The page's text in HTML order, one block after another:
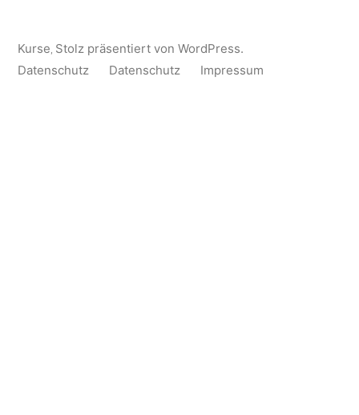
Kurse Stolz präsentiert von WordPress.
Datenschutz
Datenschutz Impressum